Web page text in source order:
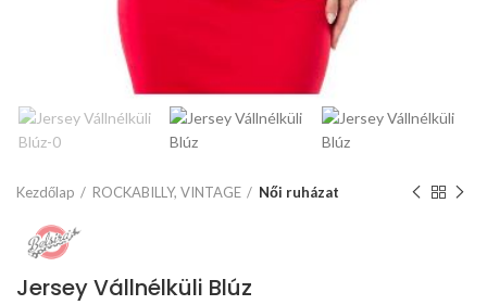
Kezdőlap ROCKABILLY, VINTAGE Női ruházat
Jersey Vállnélküli Blúz